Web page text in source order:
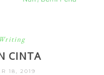
CINTA
18, 2019